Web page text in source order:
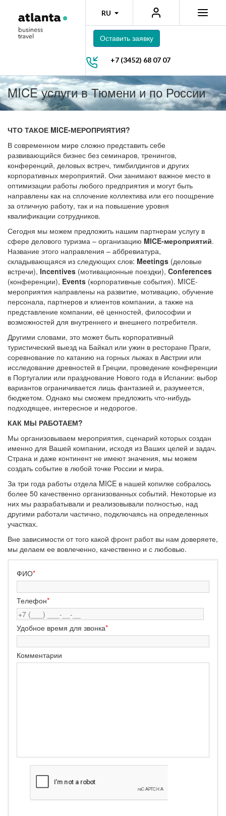
RU
Оставить заявку
+7 (3452) 68 07 07
MICE услуги в Тюмени и по России
ЧТО ТАКОЕ MICE-МЕРОПРИЯТИЯ?
В современном мире сложно представить себе
развивающийся бизнес без семинаров, тренингов,
конференций, деловых встреч, тимбилдингов и других
корпоративных мероприятий. Они занимают важное место в
оптимизации работы любого предприятия и могут быть
направлены как на сплочение коллектива или его поощрение
за отличную работу, так и на повышение уровня
квалификации сотрудников.
Сегодня мы можем предложить нашим партнерам услугу в
сфере делового туризма – организацию MICE-мероприятий.
Название этого направления – аббревиатура,
складывающаяся из следующих слов: Meetings (деловые
встречи), Incentives (мотивационные поездки), Conferences
(конференции), Events (корпоративные события). MICE-
мероприятия направлены на развитие, мотивацию, обучение
персонала, партнеров и клиентов компании, а также на
представление компании, её ценностей, философии и
возможностей для внутреннего и внешнего потребителя.
Другими словами, это может быть корпоративный
туристический выезд на Байкал или ужин в ресторане Праги,
соревнование по катанию на горных лыжах в Австрии или
исследование древностей в Греции, проведение конференции
в Португалии или празднование Нового года в Испании: выбор
вариантов ограничивается лишь фантазией и, разумеется,
бюджетом. Однако мы сможем предложить что-нибудь
подходящее, интересное и недорогое.
КАК МЫ РАБОТАЕМ?
Мы организовываем мероприятия, сценарий которых создан
именно для Вашей компании, исходя из Ваших целей и задач.
Страна и даже континент не имеют значения, мы можем
создать событие в любой точке России и мира.
За три года работы отдела MICE в нашей копилке собралось
более 50 качественно организованных событий. Некоторые из
них мы разрабатывали и реализовывали полностью, над
другими работали частично, подключаясь на определенных
участках.
Вне зависимости от того какой фронт работ вы нам доверяете,
мы делаем ее вовлеченно, качественно и с любовью.
ФИО*
Телефон*
Удобное время для звонка*
Комментарии